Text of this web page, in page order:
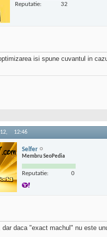
Reputatie: 32
isi spune cuvantul in
12:46
Selfer
Membru SeoPedia
Reputatie: 0
dar daca "exact machul" nu este